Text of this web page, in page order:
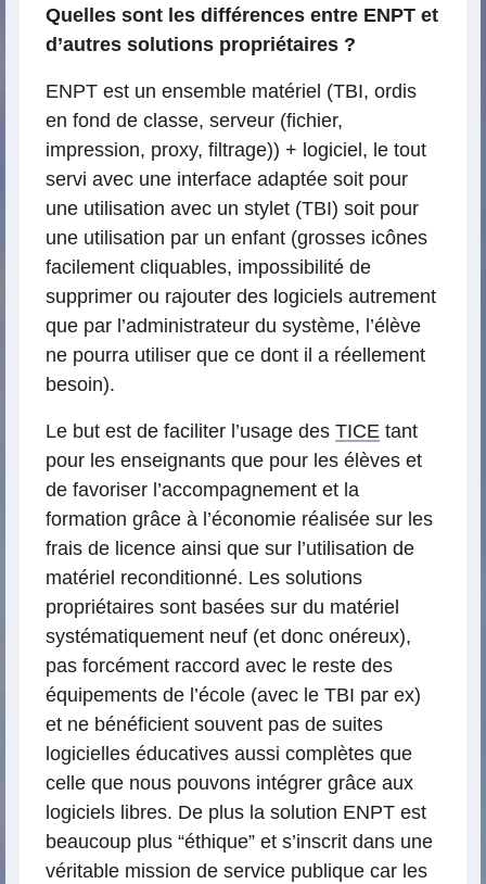
Quelles sont les différences entre ENPT et
d’autres solutions propriétaires ?
ENPT est un ensemble matériel (TBI, ordis
en fond de classe, serveur (fichier,
impression, proxy, filtrage)) + logiciel, le tout
servi avec une interface adaptée soit pour
une utilisation avec un stylet (TBI) soit pour
une utilisation par un enfant (grosses icônes
facilement cliquables, impossibilité de
supprimer ou rajouter des logiciels autrement
que par l’administrateur du système, l’élève
ne pourra utiliser que ce dont il a réellement
besoin).
Le but est de faciliter l’usage des TICE tant
pour les enseignants que pour les élèves et
de favoriser l’accompagnement et la
formation grâce à l’économie réalisée sur les
frais de licence ainsi que sur l’utilisation de
matériel reconditionné. Les solutions
propriétaires sont basées sur du matériel
systématiquement neuf (et donc onéreux),
pas forcément raccord avec le reste des
équipements de l’école (avec le TBI par ex)
et ne bénéficient souvent pas de suites
logicielles éducatives aussi complètes que
celle que nous pouvons intégrer grâce aux
logiciels libres. De plus la solution ENPT est
beaucoup plus “éthique” et s’inscrit dans une
véritable mission de service publique car les